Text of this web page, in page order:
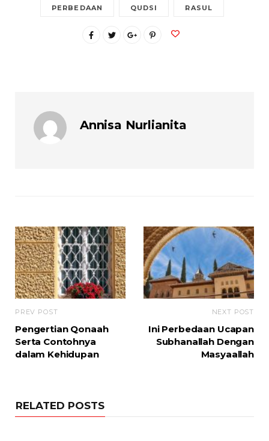
PERBEDAAN QUDSI RASUL
Annisa Nurlianita
PREV POST
Pengertian Qonaah
Serta Contohnya
dalam Kehidupan
NEXT POST
Ini Perbedaan Ucapan
Subhanallah Dengan
Masyaallah
RELATED POSTS